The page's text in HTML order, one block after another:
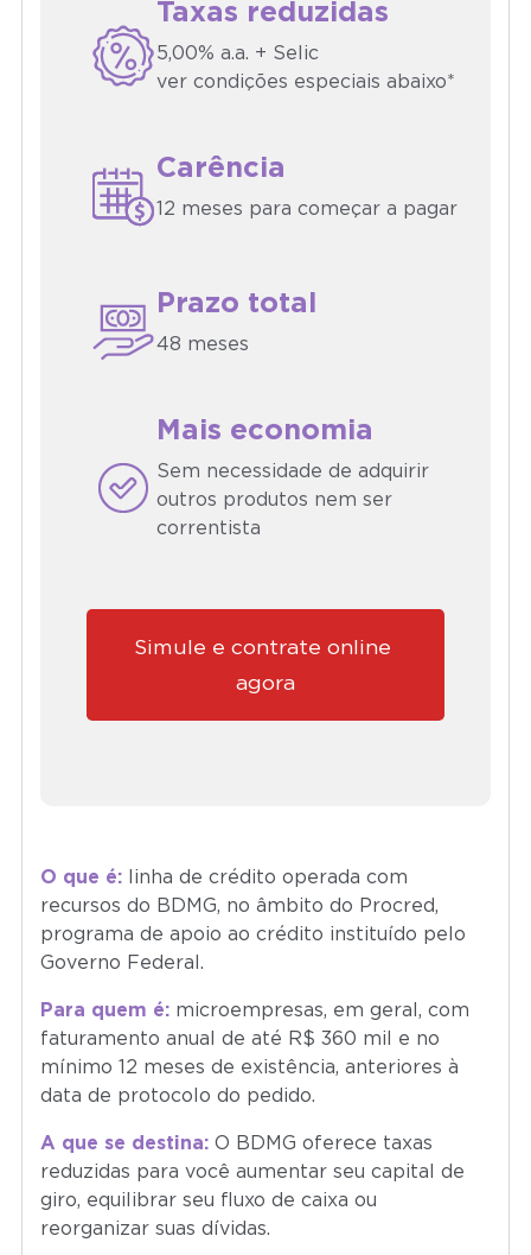
Taxas reduzidas
5,00% a.a. + Selic
ver condições especiais abaixo*
Carência
12 meses para começar a pagar
Prazo total
48 meses
Mais economia
Sem necessidade de adquirir
outros produtos nem ser
correntista
Simule e contrate online
agora
O que é:linha de crédito operada com
recursos do BDMG, no âmbito do Procred,
programa de apoio ao crédito instituído pelo
Governo Federal.
Para quem é:microempresas, em geral, com
faturamento anual de até R$ 360 mil e no
mínimo 12 meses de existência, anteriores à
data de protocolo do pedido.
A que se destina:O BDMG oferece taxas
reduzidas para você aumentar seu capital de
giro, equilibrar seu fluxo de caixa ou
reorganizar suas dívidas.